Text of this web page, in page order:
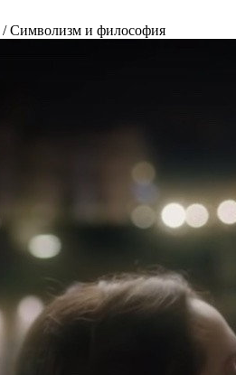
/ Символизм и философия